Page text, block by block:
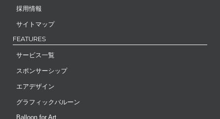
採用情報
サイトマップ
FEATURES
サービス一覧
スポンサーシップ
エアデザイン
グラフィックバルーン
Balloon for Art